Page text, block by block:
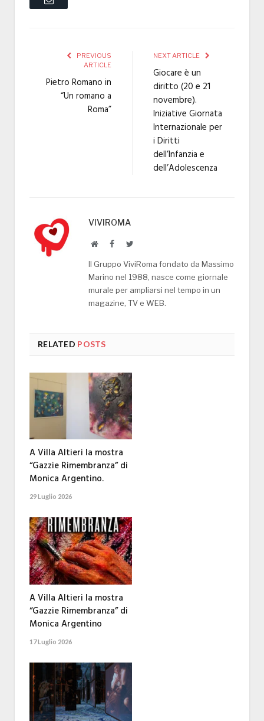
PREVIOUS
ARTICLE
Pietro Romano in
“Un romano a
Roma”
NEXT ARTICLE
Giocare è un
diritto (20 e 21
novembre).
Iniziative Giornata
Internazionale per
i Diritti
dell’Infanzia e
dell’Adolescenza
VIVIROMA
WebsiteFacebookTwitter
Il Gruppo ViviRoma fondato da Massimo
Marino nel 1988, nasce come giornale
murale per ampliarsi nel tempo in un
magazine, TV e WEB.
RELATED POSTS
A Villa Altieri la mostra
“Gazzie Rimembranza” di
Monica Argentino.
29 Luglio 2026
A Villa Altieri la mostra
“Gazzie Rimembranza” di
Monica Argentino
17 Luglio 2026